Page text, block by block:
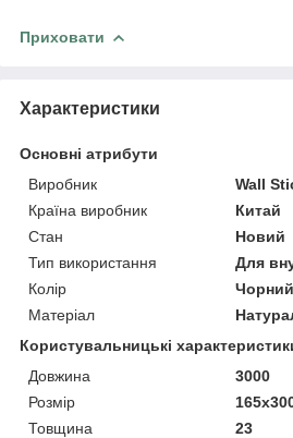
Приховати
Характеристики
Основні атрибути
Виробник
Wall
Країна виробник
Китай
Стан
Новий
Тип використання
Для
Колір
Чорний
Матеріал
Користувальницькі
Довжина
3000
Розмір
Товщина
23